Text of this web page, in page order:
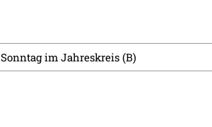
Sonntag im Jahreskreis (B)